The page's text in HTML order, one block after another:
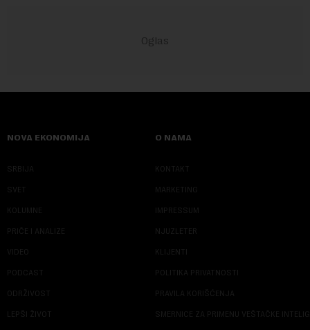
NOVA EKONOMIJA
SRBIJA
SVET
KOLUMNE
PRIČE I ANALIZE
VIDEO
PODCAST
ODRŽIVOST
LEPŠI ŽIVOT
O NAMA
KONTAKT
MARKETING
IMPRESSUM
NJUZLETER
KLIJENTI
POLITIKA PRIVATNOSTI
PRAVILA KORIŠĆENJA
SMERNICE ZA PRIMENU VEŠTAČKE